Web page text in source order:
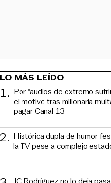
LO MÁS LEÍDO
1. Por “audios de extremo
el motivo tras millonaria
pagar Canal 13
2. Histórica dupla de humor
la TV pese a complejo
JC Rodríguez no lo deja